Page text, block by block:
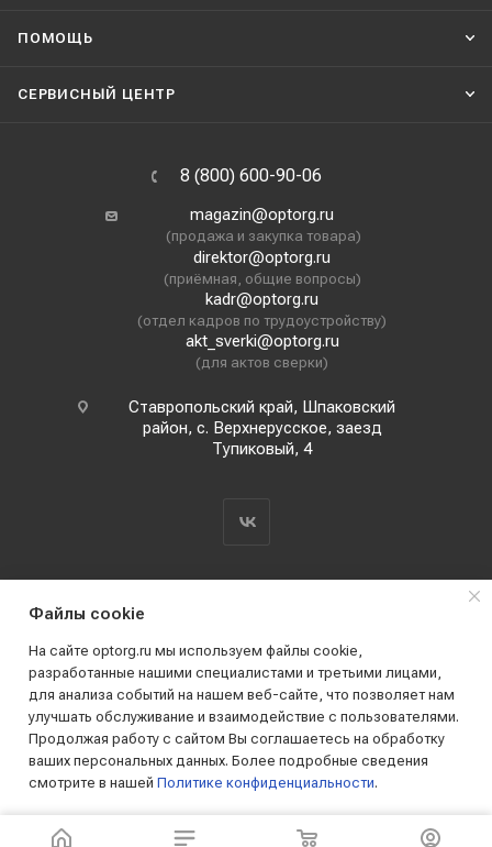
ПОМОЩЬ
СЕРВИСНЫЙ ЦЕНТР
8 (800) 600-90-06
magazin@optorg.ru
(продажа и закупка товара)
direktor@optorg.ru
(приёмная, общие вопросы)
kadr@optorg.ru
(отдел кадров по трудоустройству)
akt_sverki@optorg.ru
(для актов сверки)
Ставропольский край, Шпаковский
район, с. Верхнерусское, заезд
Тупиковый, 4
2019 - 2026 © АО КПК "Ставропольстройопторг"
Все права защищены
Файлы cookie
На сайте optorg.ru мы используем файлы cookie,
разработанные нашими специалистами и третьими лицами,
для анализа событий на нашем веб-сайте, что позволяет нам
улучшать обслуживание и взаимодействие с пользователями.
Продолжая работу с сайтом Вы соглашаетесь на обработку
ваших персональных данных. Более подробные сведения
смотрите в нашей Политике конфиденциальности.
ПРИНИМАЮ